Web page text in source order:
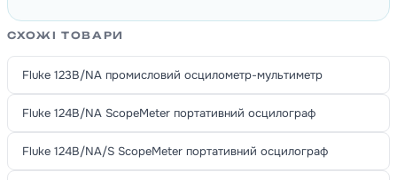
СХОЖІ ТОВАРИ
Fluke 123B/NA промисловий осцилометр-мультиметр
Fluke 124B/NA ScopeMeter портативний осцилограф
Fluke 124B/NA/S ScopeMeter портативний осцилограф